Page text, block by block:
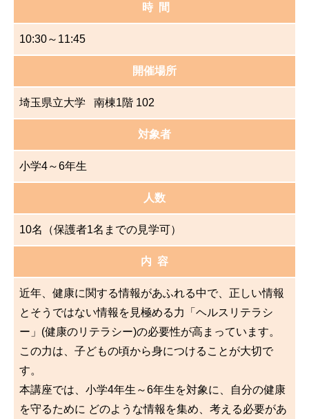
時 間
10:30～11:45
開催場所
埼玉県立大学 南棟1階 102
対象者
小学4～6年生
人数
10名（保護者1名までの見学可）
内 容
近年、健康に関する情報があふれる中で、正しい情報
とそうではない情報を見極める力「ヘルスリテラシ
ー」(健康のリテラシー)の必要性が高まっています。
この力は、子どもの頃から身につけることが大切で
す。
本講座では、小学4年生～6年生を対象に、自分の健康
を守るために どのような情報を集め、考える必要があ